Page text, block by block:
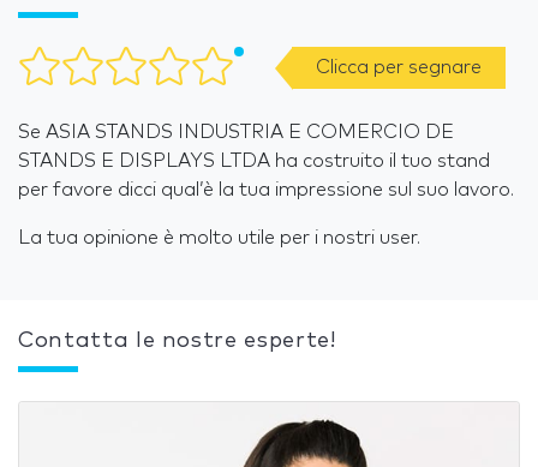
Clicca per segnare
Se ASIA STANDS INDUSTRIA E COMERCIO DE
STANDS E DISPLAYS LTDA ha costruito il tuo stand
per favore dicci qual’è la tua impressione sul suo lavoro.
La tua opinione è molto utile per i nostri user.
Contatta le nostre esperte!